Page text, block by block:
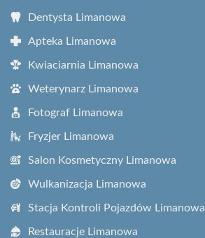
Dentysta Limanowa
Apteka Limanowa
Kwiaciarnia Limanowa
Weterynarz Limanowa
Fotograf Limanowa
Fryzjer Limanowa
Salon Kosmetyczny Limanowa
Wulkanizacja Limanowa
Stacja Kontroli Pojazdów Limanowa
Restauracje Limanowa